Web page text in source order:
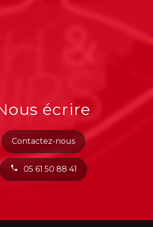
écrire
Contactez-nous
05 61 50 88 41